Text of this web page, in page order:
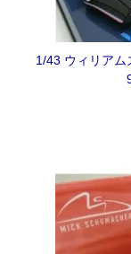
1/43 ウィリア